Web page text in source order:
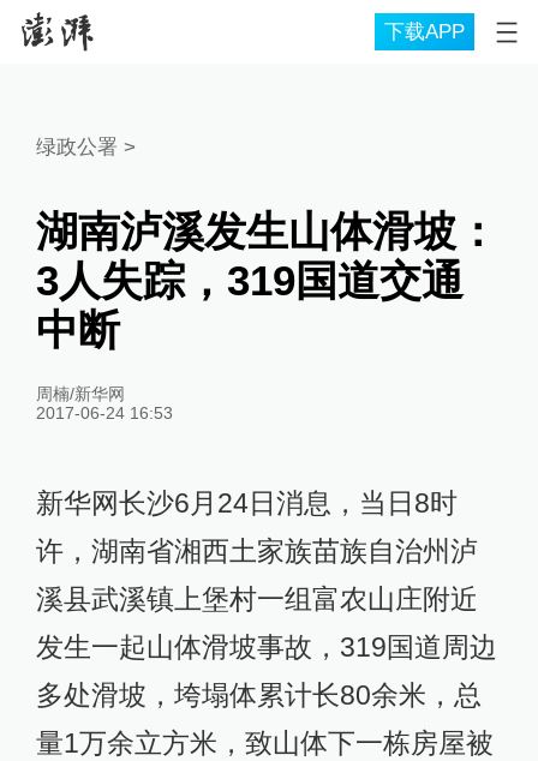
下载APP
绿政公署 >
湖南泸溪发生山体滑坡：
3人失踪，319国道交通
中断
周楠/新华网
2017-06-24 16:53
新华网长沙6月24日消息，当日8时
许，湖南省湘西土家族苗族自治州泸
溪县武溪镇上堡村一组富农山庄附近
发生一起山体滑坡事故，319国道周边
多处滑坡，垮塌体累计长80余米，总
量1万余立方米，致山体下一栋房屋被